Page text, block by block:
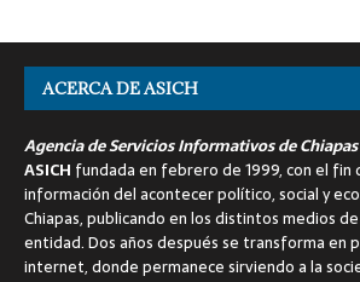
ACERCA DE ASICH
Agencia de Servicios Informativos de Chiapas
ASICH fundada en febrero de 1999, con el fin
información del acontecer político, social y
Chiapas, publicando en los distintos medios
entidad. Dos años después se transforma en
internet, donde permanece sirviendo a la